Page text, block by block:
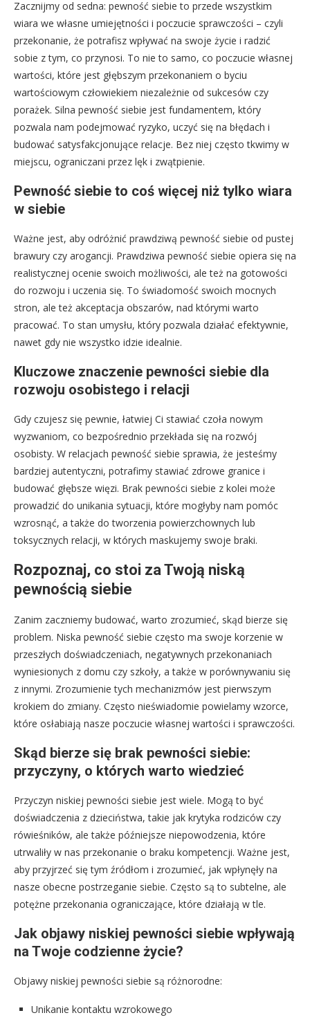
Zacznijmy od sedna: pewność siebie to przede wszystkim
wiara we własne umiejętności i poczucie sprawczości – czyli
przekonanie, że potrafisz wpływać na swoje życie i radzić
sobie z tym, co przynosi. To nie to samo, co poczucie własnej
wartości, które jest głębszym przekonaniem o byciu
wartościowym człowiekiem niezależnie od sukcesów czy
porażek. Silna pewność siebie jest fundamentem, który
pozwala nam podejmować ryzyko, uczyć się na błędach i
budować satysfakcjonujące relacje. Bez niej często tkwimy w
miejscu, ograniczani przez lęk i zwątpienie.
Pewność siebie to coś więcej niż tylko wiara
w siebie
Ważne jest, aby odróżnić prawdziwą pewność siebie od pustej
brawury czy arogancji. Prawdziwa pewność siebie opiera się na
realistycznej ocenie swoich możliwości, ale też na gotowości
do rozwoju i uczenia się. To świadomość swoich mocnych
stron, ale też akceptacja obszarów, nad którymi warto
pracować. To stan umysłu, który pozwala działać efektywnie,
nawet gdy nie wszystko idzie idealnie.
Kluczowe znaczenie pewności siebie dla
rozwoju osobistego i relacji
Gdy czujesz się pewnie, łatwiej Ci stawiać czoła nowym
wyzwaniom, co bezpośrednio przekłada się na rozwój
osobisty. W relacjach pewność siebie sprawia, że jesteśmy
bardziej autentyczni, potrafimy stawiać zdrowe granice i
budować głębsze więzi. Brak pewności siebie z kolei może
prowadzić do unikania sytuacji, które mogłyby nam pomóc
wzrosnąć, a także do tworzenia powierzchownych lub
toksycznych relacji, w których maskujemy swoje braki.
Rozpoznaj, co stoi za Twoją niską
pewnością siebie
Zanim zaczniemy budować, warto zrozumieć, skąd bierze się
problem. Niska pewność siebie często ma swoje korzenie w
przeszłych doświadczeniach, negatywnych przekonaniach
wyniesionych z domu czy szkoły, a także w porównywaniu się
z innymi. Zrozumienie tych mechanizmów jest pierwszym
krokiem do zmiany. Często nieświadomie powielamy wzorce,
które osłabiają nasze poczucie własnej wartości i sprawczości.
Skąd bierze się brak pewności siebie:
przyczyny, o których warto wiedzieć
Przyczyn niskiej pewności siebie jest wiele. Mogą to być
doświadczenia z dzieciństwa, takie jak krytyka rodziców czy
rówieśników, ale także późniejsze niepowodzenia, które
utrwaliły w nas przekonanie o braku kompetencji. Ważne jest,
aby przyjrzeć się tym źródłom i zrozumieć, jak wpłynęły na
nasze obecne postrzeganie siebie. Często są to subtelne, ale
potężne przekonania ograniczające, które działają w tle.
Jak objawy niskiej pewności siebie wpływają
na Twoje codzienne życie?
Objawy niskiej pewności siebie są różnorodne:
Unikanie kontaktu wzrokowego